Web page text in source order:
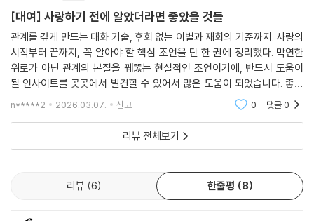
[대여] 사랑하기 전에 알았더라면 좋았을 것들
관계를 깊게 만드는 대화 기술, 후회 없는 이별과 재회의 기준까지. 사랑의
시작부터 끝까지, 꼭 알아야 할 핵심 조언을 단 한 권에 정리했다. 막연한
위로가 아닌 관계의 본질을 꿰뚫는 현실적인 조언이기에, 반드시 도움이
될 인사이트를 곳곳에서 발견할 수 있어서 많은 도움이 되었습니다. 좋은
책이었어요
n*****2 2026.03.07. 신고 0 댓글0
리뷰 전체보기
리뷰 6 한줄평 8